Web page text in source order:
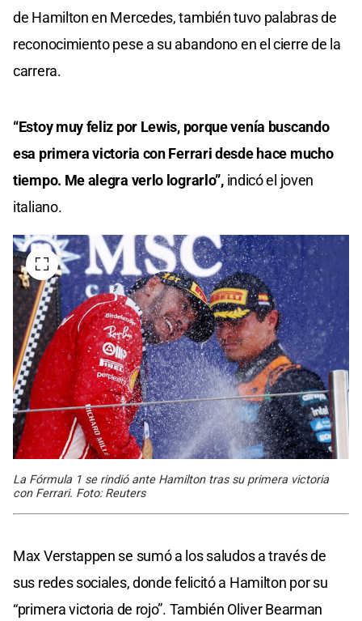
de Hamilton en Mercedes, también tuvo palabras de
reconocimiento pese a su abandono en el cierre de la
carrera.
“Estoy muy feliz por Lewis, porque venía buscando
esa primera victoria con Ferrari desde hace mucho
tiempo. Me alegra verlo lograrlo”, indicó el joven
italiano.
La Fórmula 1 se rindió ante Hamilton tras su primera victoria
con Ferrari. Foto: Reuters
Max Verstappen se sumó a los saludos a través de
sus redes sociales, donde felicitó a Hamilton por su
“primera victoria de rojo”. También Oliver Bearman